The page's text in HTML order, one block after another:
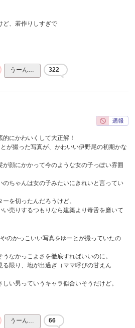
ど、若作りしすぎで
うーん… 322
にかわいくして大正解！
が撮った写真が、かわいい伊野尾の初期かな
が顔にかかって今のような女の子っぽい雰囲
のちゃんは女の子みたいにきれいと言ってい
を切ったんだろうけど。
い売りするつもりなら建築より毒舌を磨いて
のかっこいい写真をゆーとが撮っていたの
なかっこよさを徹底すればいいのに。
る限り、地が出過ぎ（ママ呼びの甘えん
い男っていうキャラ似合いそうだけど。
うーん… 66